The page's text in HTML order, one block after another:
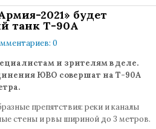
2021» будет
танк Т-90А
0
и зрителям в деле.
ЮВО совершат на Т-90А
препятствия: реки и каналы
стены и рвы шириной до 3 метров.